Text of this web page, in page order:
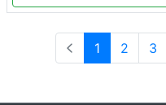
1 2 3